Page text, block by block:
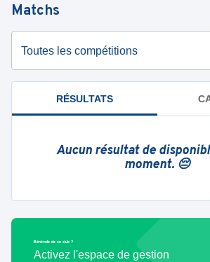
Matchs
Toutes les compétitions
RÉSULTATS
Aucun résultat de
moment. 😔
Bénévole de ce club ?
Activez l'espace de gestion